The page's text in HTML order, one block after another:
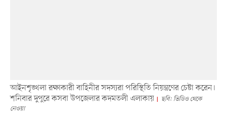
আইনশৃঙ্খলা রক্ষাকারী বাহিনীর সদস্যরা পরিস্থিতি নিয়ন্ত্রণের চেষ্টা করেন।
শনিবার দুপুরে কসবা উপজেলার কদমতলী এলাকায়
ছবি: ভিডিও থেকে
নেওয়া